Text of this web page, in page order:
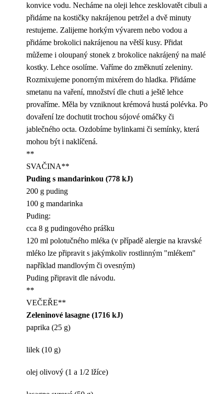
konvice vodu. Necháme na oleji lehce zesklovatět cibuli a
přidáme na kostičky nakrájenou petržel a dvě minuty
restujeme. Zalijeme horkým vývarem nebo vodou a
přidáme brokolici nakrájenou na větší kusy. Přidat
můžeme i oloupaný stonek z brokolice nakrájený na malé
kostky. Lehce osolíme. Vaříme do změknutí zeleniny.
Rozmixujeme ponorným mixérem do hladka. Přidáme
smetanu na vaření, množství dle chuti a ještě lehce
provaříme. Měla by vzniknout krémová hustá polévka. Po
dovaření lze dochutit trochou sójové omáčky či
jablečného octa. Ozdobíme bylinkami či semínky, která
mohou být i naklíčená.
**
SVAČINA**
Puding s mandarinkou (778 kJ)
200 g puding
100 g mandarinka
Puding:
cca 8 g pudingového prášku
120 ml polotučného mléka (v případě alergie na kravské
mléko lze připravit s jakýmkoliv rostlinným "mlékem"
například mandlovým či ovesným)
Puding připravit dle návodu.
**
VEČEŘE**
Zeleninové lasagne (1716 kJ)
paprika (25 g)
lilek (10 g)
olej olivový (1 a 1/2 lžíce)